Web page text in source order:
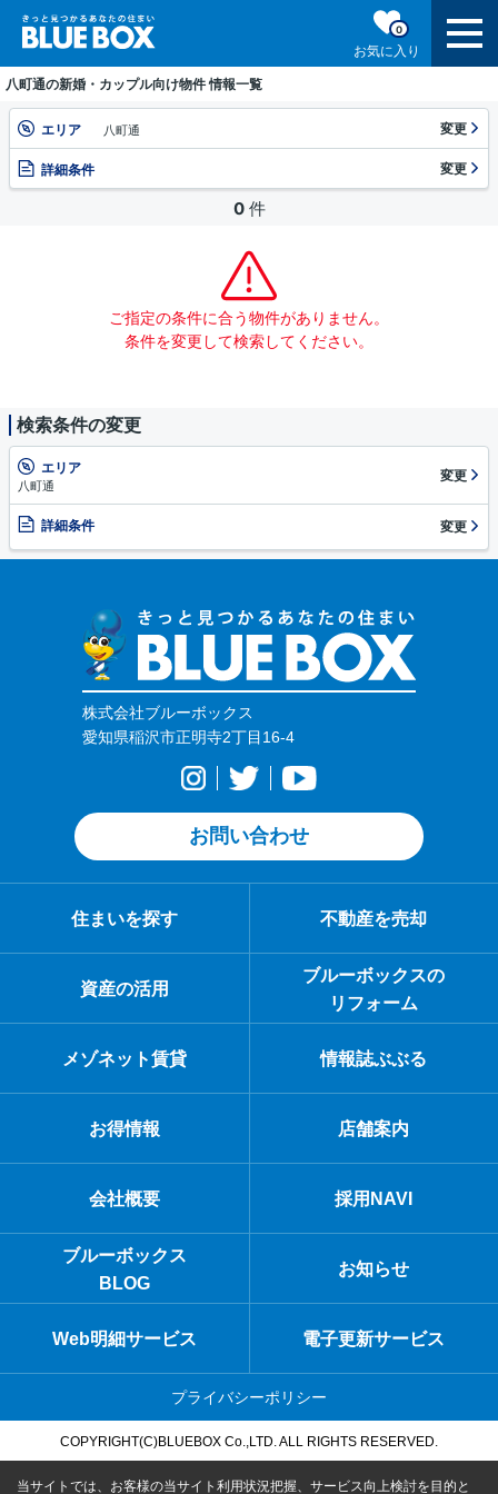
お気に入り
0
八町通の新婚・カップル向け物件 情報一覧
エリア 八町通 変更
詳細条件 変更
0 件
ご指定の条件に合う物件がありません。
条件を変更して検索してください。
検索条件の変更
エリア
八町通
変更
詳細条件 変更
株式会社ブルーボックス
愛知県稲沢市正明寺2丁目16-4
お問い合わせ
住まいを探す 不動産を売却
資産の活用
ブルーボックスの
リフォーム
メゾネット賃貸 情報誌ぶぶる
お得情報 店舗案内
会社概要 採用NAVI
ブルーボックス
BLOG
お知らせ
Web明細サービス 電子更新サービス
プライバシーポリシー
COPYRIGHT(C)BLUEBOX Co.,LTD. ALL RIGHTS RESERVED.
当サイトでは、お客様の当サイト利用状況把握、サービス向上検討を目的と